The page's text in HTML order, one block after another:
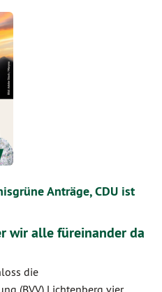
Anträge, CDU ist
wir alle füreinander da
die
(BVV) Lichtenberg vier